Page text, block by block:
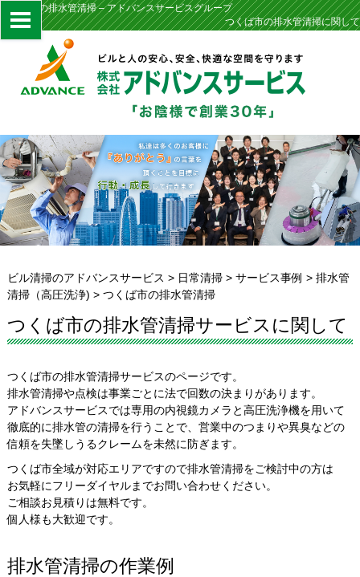
つくば市の排水管清掃 – アドバンスサービスグループ
つくば市の排水管清掃に関して
ビル清掃のアドバンスサービス > 日常清掃> サービス事例 > 排水管
清掃（高圧洗浄) > つくば市の排水管清掃
つくば市の排水管清掃サービスに関して
つくば市の排水管清掃サービスのページです。
排水管清掃や点検は事業ごとに法で回数の決まりがあります。
アドバンスサービスでは専用の内視鏡カメラと高圧洗浄機を用いて
徹底的に排水管の清掃を行うことで、営業中のつまりや異臭などの
信頼を失墜しうるクレームを未然に防ぎます。
つくば市全域が対応エリアですので排水管清掃をご検討中の方は
お気軽にフリーダイヤルまでお問い合わせください。
ご相談お見積りは無料です。
個人様も大歓迎です。
排水管清掃の作業例